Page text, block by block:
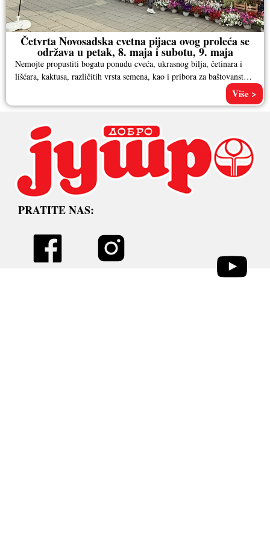
Četvrta Novosadska cvetna pijaca ovog proleća se
održava u petak, 8. maja i subotu, 9. maja
Nemojte propustiti bogatu ponudu cveća, ukrasnog bilja, četinara i
lišćara, kaktusa, različitih vrsta semena, kao i pribora za baštovanstvo.
Više >
PRATITE NAS: